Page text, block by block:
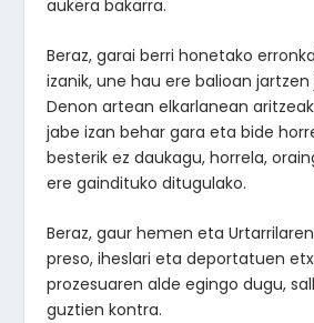
aukera bakarra.
Beraz, garai berri honetako
izanik, une hau ere balioan
Denon artean elkarlanean
jabe izan behar gara eta bide
besterik ez daukagu, horrela,
ere gaindituko ditugulako.
Beraz, gaur hemen eta
preso, iheslari eta deportatuen
prozesuaren alde egingo dugu,
guztien kontra.